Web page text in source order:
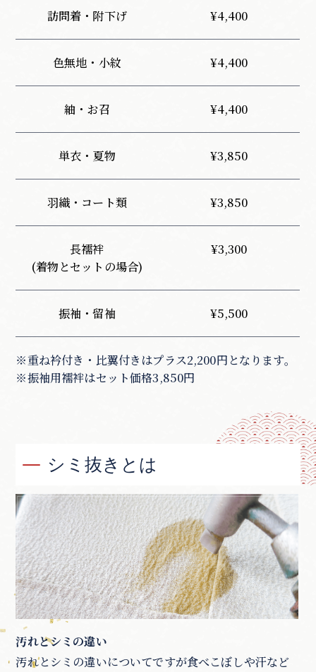
訪問着・附下げ ¥4,400
色無地・小紋 ¥4,400
紬・お召 ¥4,400
単衣・夏物 ¥3,850
羽織・コート類 ¥3,850
長襦袢
(着物とセットの場合)
¥3,300
振袖・留袖 ¥5,500
※重ね衿付き・比翼付きはプラス2,200円となります。
※振袖用襦袢はセット価格3,850円
シミ抜きとは
汚れとシミの違い
汚れとシミの違いについてですが食べこぼしや汗など